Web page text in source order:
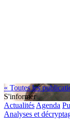
« Toutes les
S'informer
Actualités Agenda
Analyses et